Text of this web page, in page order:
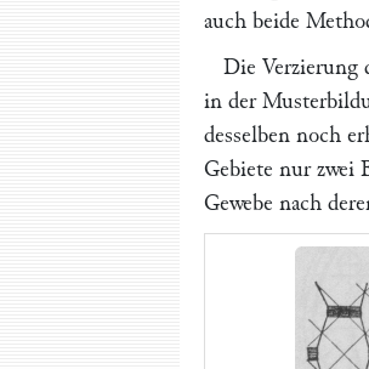
auch beide
Die Verzierung
in der
desselben noch
Gebiete nur zwei
Gewebe nach